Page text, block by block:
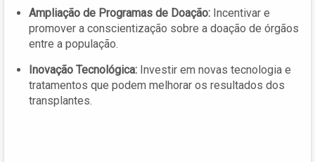
Ampliação de Programas de Doação: Incentivar e
promover a conscientização sobre a doação de órgãos
entre a população.
Inovação Tecnológica: Investir em novas tecnologia e
tratamentos que podem melhorar os resultados dos
transplantes.